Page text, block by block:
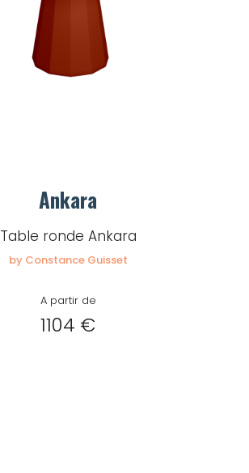
Ankara
Table ronde Ankara
by Constance Guisset
A partir de
1104 €